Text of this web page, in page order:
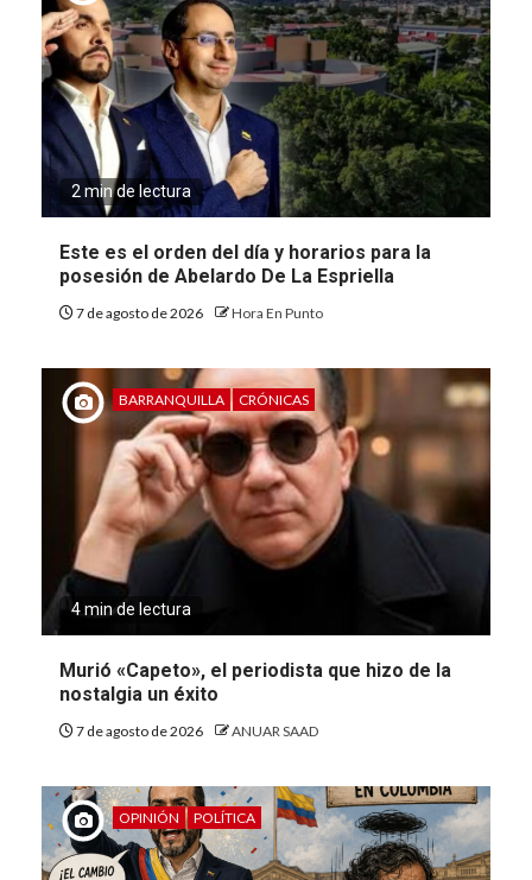
2 min de lectura
Este es el orden del día y horarios para la
posesión de Abelardo De La Espriella
7 de agosto de 2026 Hora En Punto
BARRANQUILLA CRÓNICAS
4 min de lectura
Murió «Capeto», el periodista que hizo de la
nostalgia un éxito
7 de agosto de 2026 ANUAR SAAD
OPINIÓN POLÍTICA